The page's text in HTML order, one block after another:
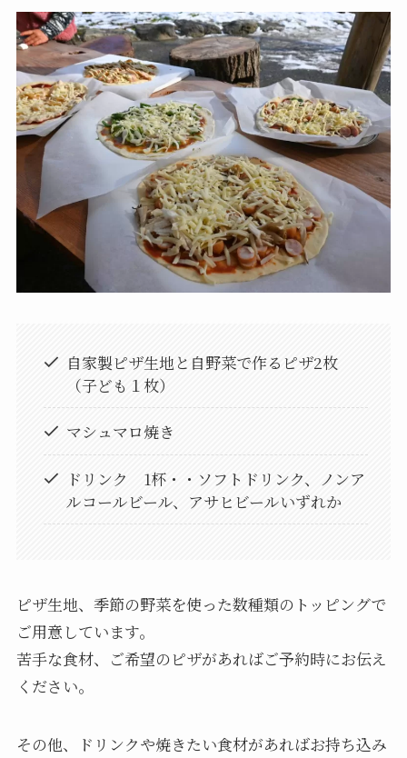
自家製ピザ生地と自野菜で作るピザ2枚
（子ども１枚）
マシュマロ焼き
ドリンク 1杯・・ソフトドリンク、ノンア
ルコールビール、アサヒビールいずれか
ピザ生地、季節の野菜を使った数種類のトッピングで
ご用意しています。
苦手な食材、ご希望のピザがあればご予約時にお伝え
ください。
その他、ドリンクや焼きたい食材があればお持ち込み